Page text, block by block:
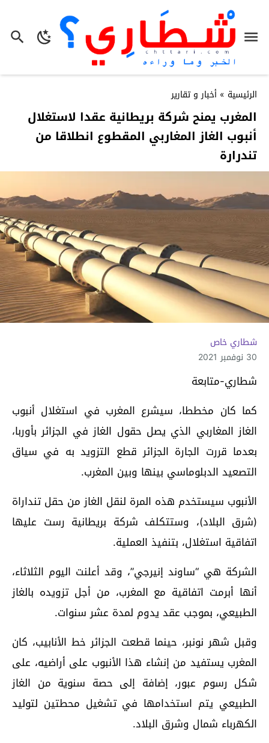
الرئيسية » أخبار و تقارير
المغرب يمنح شركة بريطانية عقدا لاستغلال
أنبوب الغاز المغاربي المقطوع انطلاقا من
تندرارة
شطاري خاص
30 نوفمبر 2021
شطاري-متابعة
كما كان مخططا، سيشرع المغرب في استغلال أنبوب
الغاز المغاربي الذي يصل حقول الغاز في الجزائر بأوربا،
بعدما قررت الجارة الجزائر قطع التزويد به في سياق
التصعيد الدبلوماسي بينها وبين المغرب.
الأنبوب سيستخدم هذه المرة لنقل الغاز من حقل تنداراة
(شرق البلاد)، وستتكلف شركة بريطانية رست عليها
اتفاقية استغلال، بتنفيذ العملية.
الشركة هي “ساوند إنيرجي”، وقد أعلنت اليوم الثلاثاء،
أنها أبرمت اتفاقية مع المغرب، من أجل تزويده بالغاز
الطبيعي، بموجب عقد يدوم لمدة عشر سنوات.
وقبل شهر نونبر، حينما قطعت الجزائر خط الأنابيب، كان
المغرب يستفيد من إنشاء هذا الأنبوب على أراضيه، على
شكل رسوم عبور، إضافة إلى حصة سنوية من الغاز
الطبيعي يتم استخدامها في تشغيل محطتين لتوليد
الكهرباء شمال وشرق البلاد.